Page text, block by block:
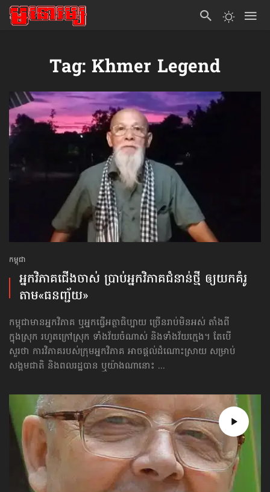
Tag: Khmer Legend
កម្ពុជា
អ្នកវិភាគ​ជើងចាស់ ប្រាប់អ្នកវិភាគ​ជំនាន់ថ្មី ឲ្យយកគំរូ​
តាម«ធនញ្ជ័យ»
កម្ពុជាមានអ្នកវិភាគ ឬអ្នកធ្វើអត្ថាធិប្បាយ ច្រើនរាប់មិនអស់ តាំងពី
ក្នុងស្រុក រហូតក្រៅស្រុក ទាំងវ័យចំណាស់ និងទាំងវ័យក្មេង។ តែបើ
សួរថា ការវិភាគរបស់ក្រុមអ្នកវិភាគ អាចផ្ដល់ដំណោះស្រាយ សម្រាប់
សង្គមជាតិ និងពលរដ្ឋបាន ឬយ៉ាងណានោះ ...